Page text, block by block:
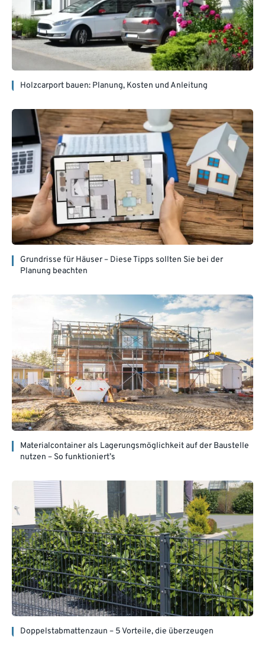
Holzcarport bauen: Planung, Kosten und Anleitung
Grundrisse für Häuser – Diese Tipps sollten Sie bei der
Planung beachten
Materialcontainer als Lagerungsmöglichkeit auf der Baustelle
nutzen – So funktioniert’s
Doppelstabmattenzaun – 5 Vorteile, die überzeugen